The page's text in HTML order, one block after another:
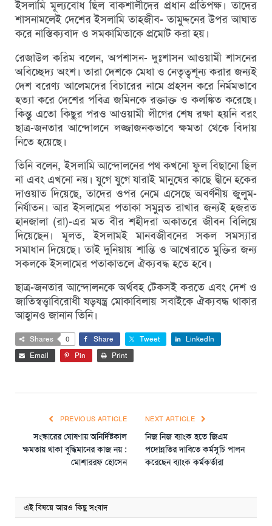
ইসলামি মূল্যবোধ ছিল বাকশালীদের প্রধান প্রতিপক্ষ। তাদের
শাসনামলেই দেশের ইসলামি তাহজীব- তামুদ্দনের উপর আঘাত
করে নাস্তিক্যবাদ ও সমকামিতাকে প্রমোট করা হয়।
রেজাউল করিম বলেন, অপশাসন- দুঃশাসন আওয়ামী শাসনের
অবিচ্ছেদ্য অংশ। তারা দেশকে মেধা ও নেতৃত্বশূন্য করার জন্যই
দেশ বরেণ্য আলেমদের বিচারের নামে প্রহসন করে নির্মমভাবে
হত্যা করে দেশের পবিত্র জমিনকে রক্তাক্ত ও কলঙ্কিত করেছে।
কিন্তু এতো কিছুর পরও আওয়ামী লীগের শেষ রক্ষা হয়নি বরং
ছাত্র-জনতার আন্দোলনে লজ্জাজনকভাবে ক্ষমতা থেকে বিদায়
নিতে হয়েছে।
তিনি বলেন, ইসলামি আন্দোলনের পথ কখনো ফুল বিছানো ছিল
না এবং এখনো নয়। যুগে যুগে যারাই মানুষের কাছে দ্বীনে হকের
দাওয়াত দিয়েছে, তাদের ওপর নেমে এসেছে অবর্ণনীয় জুলুম-
নির্যাতন। আর ইসলামের পতাকা সমুন্নত রাখার জন্যই হজরত
হানজালা (রা)-এর মত বীর শহীদরা অকাতরে জীবন বিলিয়ে
দিয়েছেন। মূলত, ইসলামই মানবজীবনের সকল সমস্যার
সমাধান দিয়েছে। তাই দুনিয়ায় শান্তি ও আখেরাতে মুক্তির জন্য
সকলকে ইসলামের পতাকাতলে ঐক্যবদ্ধ হতে হবে।
ছাত্র-জনতার আন্দোলনকে অর্থবহ টেকসই করতে এবং দেশ ও
জাতিস্বত্ত্বাবিরোধী ষড়যন্ত্র মোকাবিলায় সবাইকে ঐক্যবদ্ধ থাকার
আহ্বানও জানান তিনি।
Shares 0 Share Tweet
LinkedIn
Email
Pin Print
PREVIOUS ARTICLE
সংস্কারের ঘোষণায় অনির্দিষ্টকাল
ক্ষমতায় থাকা বুদ্ধিমানের কাজ নয় :
মোশাররফ হোসেন
NEXT ARTICLE
নিজ নিজ ব্যাংক হতে জিএম
পদোন্নতির দাবিতে কর্মসূচি পালন
করেছেন ব্যাংক কর্মকর্তারা
এই বিষয়ে আরও কিছু সংবাদ